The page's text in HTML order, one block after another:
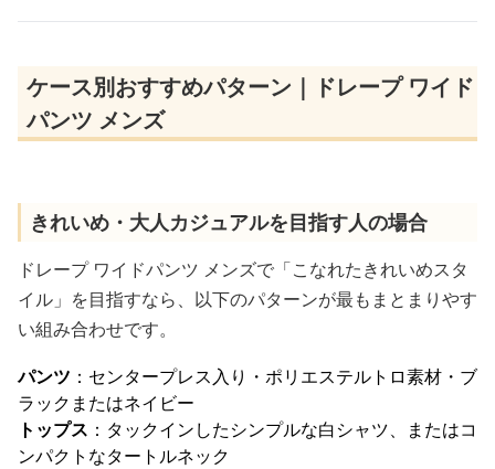
ケース別おすすめパターン｜ドレープ ワイド
パンツ メンズ
きれいめ・大人カジュアルを目指す人の場合
ドレープ ワイドパンツ メンズで「こなれたきれいめスタ
イル」を目指すなら、以下のパターンが最もまとまりやす
い組み合わせです。
パンツ ：センタープレス入り・ポリエステルトロ素材・ブ
ラックまたはネイビー
トップス ：タックインしたシンプルな白シャツ、またはコ
ンパクトなタートルネック